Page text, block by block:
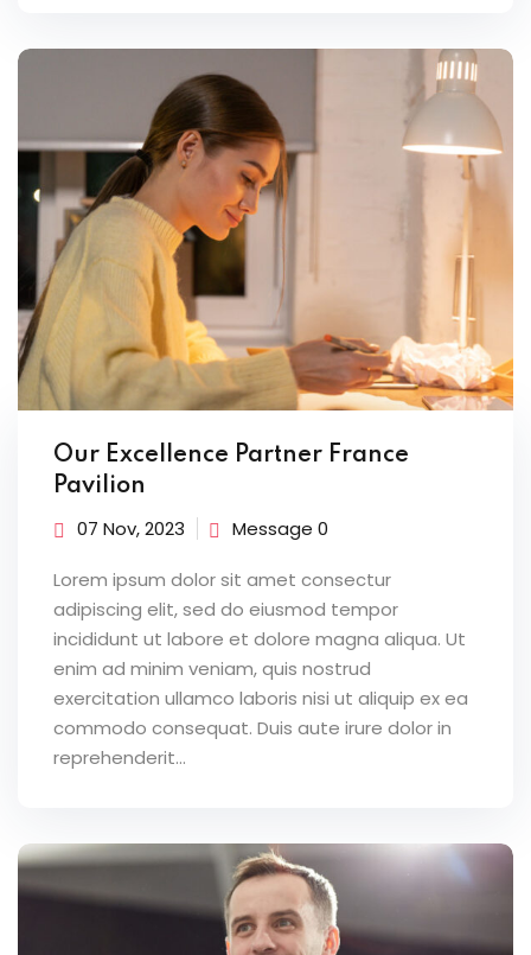
Our Excellence Partner France
Pavilion
07 Nov, 2023 Message 0
Lorem ipsum dolor sit amet consectur
adipiscing elit, sed do eiusmod tempor
incididunt ut labore et dolore magna aliqua. Ut
enim ad minim veniam, quis nostrud
exercitation ullamco laboris nisi ut aliquip ex ea
commodo consequat. Duis aute irure dolor in
reprehenderit...